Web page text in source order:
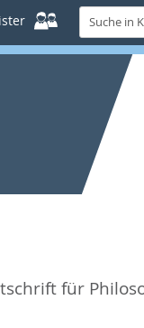
Suche
in
KUPS
für